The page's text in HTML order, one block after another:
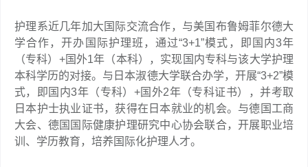
护理系近几年加大国际交流合作，与美国布鲁姆菲尔德大
学合作，开办国际护理班，通过“3+1”模式，即国内3年
（专科）+国外1年（本科），实现国内专科与该大学护理
本科学历的对接。与日本淑德大学联合办学，开展“3+2”模
式，即国内3年（专科）+国外2年（专科证书），并考取
日本护士执业证书，获得在日本就业的机会。与德国工商
大会、德国国际健康护理研究中心协会联合，开展职业培
训、学历教育，培养国际化护理人才。